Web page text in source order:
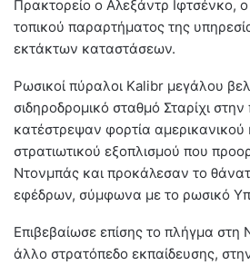
Πρακτορείο ο Αλεξάντρ Ιφτσένκο,
τοπικού παραρτήματος της
εκτάκτων καταστάσεων.
Ρωσικοί πύραλοι Kalibr μεγάλου
σιδηροδρομικό σταθμό Σταρίχι στην
κατέστρεψαν φορτία αμερικανικού
στρατιωτικού εξοπλισμού που
Ντονμπάς και προκάλεσαν το
εφέδρων, σύμφωνα με το ρωσικό
Επιβεβαίωσε επίσης το πλήγμα στη
άλλο στρατόπεδο εκπαίδευσης,